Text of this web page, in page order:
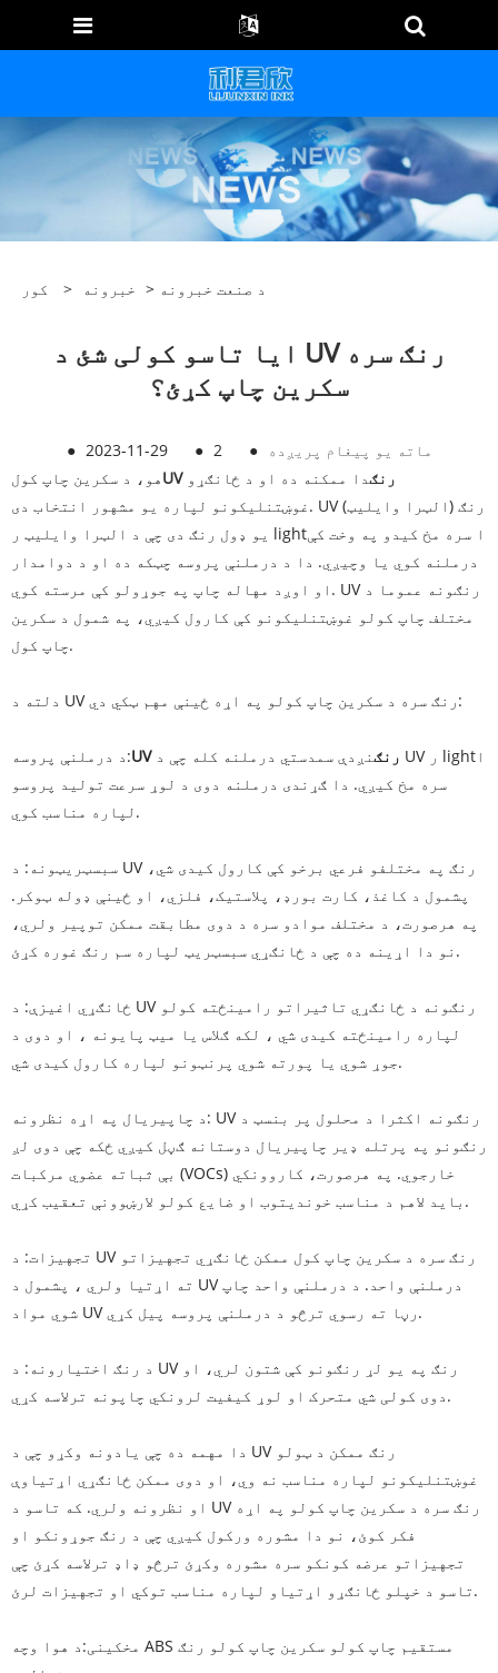
کور > خبرونه > د صنعت خبرونه
ایا تاسو کولی شئ د UV رنګ سره
سکرین چاپ کړئ؟
● 2023-11-29 ● 2 ● ماته یو پیغام پریږده
هو، د سکرین چاپ کول
UV رنګدا ممکنه ده او د ځانګړو
غوښتنلیکونو لپاره یو مشهور انتخاب دی. UV (الټرا وایلیټ) رنګ
یو ډول رنګ دی چې د الټرا وایلیټ ر lightا سره مخ کیدو په وخت کې
درملنه کوي یا وچیږي. دا د درملنې پروسه چټکه ده او د دوامدار
او اوږد مهاله چاپ په جوړولو کې مرسته کوي. UV رنګونه عموما د
مختلف چاپ کولو غوښتنلیکونو کې کارول کیږي، په شمول د سکرین
چاپ کول.
دلته د UV رنګ سره د سکرین چاپ کولو په اړه ځینې مهم ټکي دي:
د درملنې پروسه: UV رنګنږدې سمدستي درملنه کله چې د UV ر lightا
سره مخ کیږي. دا ګړندی درملنه دوی د لوړ سرعت تولید پروسو
لپاره مناسب کوي.
سبسټریټونه: د UV رنګ په مختلفو فرعي برخو کې کارول کیدی شي،
پشمول د کاغذ، کارت بورډ، پلاستيک، فلزي، او ځینې ډوله ټوکر.
په هرصورت، د مختلف موادو سره د دوی مطابقت ممکن توپیر ولري،
نو دا اړینه ده چې د ځانګړي سبسټریټ لپاره سم رنګ غوره کړئ.
ځانګړي اغیزې: د UV رنګونه د ځانګړي تاثیراتو رامینځته کولو
لپاره رامینځته کیدی شي ، لکه ګلاس یا میټ پایونه ، او دوی د
جوړ شوي یا پورته شوي پرنټونو لپاره کارول کیدی شي.
د چاپیریال په اړه نظرونه: UV رنګونه اکثرا د محلول پر بنسټ د
رنګونو په پرتله ډیر چاپیریال دوستانه ګڼل کیږي ځکه چې دوی لږ
بې ثباته عضوي مرکبات (VOCs) خارجوي. په هرصورت، کاروونکي
باید لاهم د مناسب خوندیتوب او ضایع کولو لارښوونې تعقیب کړي.
تجهیزات: د UV رنګ سره د سکرین چاپ کول ممکن ځانګړي تجهیزاتو
ته اړتیا ولري ، پشمول د UV درملنې واحد. د درملنې واحد چاپ
شوي مواد UV رڼا ته رسوي ترڅو د درملنې پروسه پیل کړي.
د رنګ اختیارونه: د UV رنګ په یو لړ رنګونو کې شتون لري، او
دوی کولی شي متحرک او لوړ کیفیت لرونکي چاپونه ترلاسه کړي.
دا مهمه ده چې یادونه وکړو چې د UV رنګ ممکن د ټولو
غوښتنلیکونو لپاره مناسب نه وي، او دوی ممکن ځانګړي اړتیاوې
او نظرونه ولري. که تاسو د UV رنګ سره د سکرین چاپ کولو په اړه
فکر کوئ، نو دا مشوره ورکول کیږي چې د رنګ جوړونکو او
تجهیزاتو عرضه کونکو سره مشوره وکړئ ترڅو ډاډ ترلاسه کړئ چې
تاسو د خپلو ځانګړو اړتیاو لپاره مناسب توکي او تجهیزات لرئ.
مخکینی:د هوا وچه ABS مستقیم چاپ کولو سکرین چاپ کولو رنګ